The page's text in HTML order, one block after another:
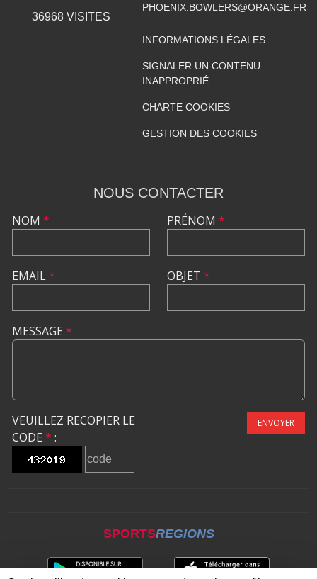
36968VISITES
PHOENIX.BOWLERS@ORANGE.FR
INFORMATIONS LÉGALES
SIGNALER UN CONTENU
INAPPROPRIÉ
CHARTE COOKIES
GESTION DES COOKIES
NOUS CONTACTER
NOM *
EMAIL*
PRÉNOM *
OBJET *
MESSAGE *
VEUILLEZ RECOPIER LE
CODE * :
ENVOYER
SPORTSREGIONS